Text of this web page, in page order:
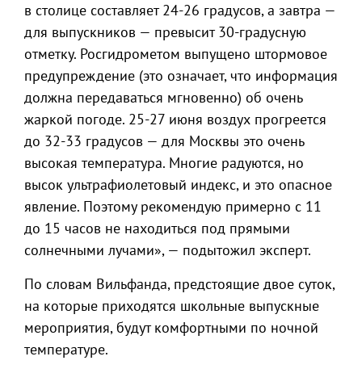
в столице составляет 24-26 градусов, а завтра —
для выпускников — превысит 30-градусную
отметку. Росгидрометом выпущено штормовое
предупреждение (это означает, что информация
должна передаваться мгновенно) об очень
жаркой погоде. 25-27 июня воздух прогреется
до 32-33 градусов — для Москвы это очень
высокая температура. Многие радуются, но
высок ультрафиолетовый индекс, и это опасное
явление. Поэтому рекомендую примерно с 11
до 15 часов не находиться под прямыми
солнечными лучами», — подытожил эксперт.
По словам Вильфанда, предстоящие двое суток,
на которые приходятся школьные выпускные
мероприятия, будут комфортными по ночной
температуре.